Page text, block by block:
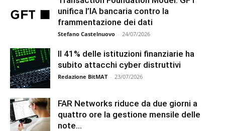
unifica l’IA bancaria contro la
frammentazione dei dati
Stefano Castelnuovo - 24/07/2026
Il 41% delle istituzioni finanziarie ha
subito attacchi cyber distruttivi
Redazione BitMAT - 23/07/2026
FAR Networks riduce da due giorni a
quattro ore la gestione mensile delle
note...